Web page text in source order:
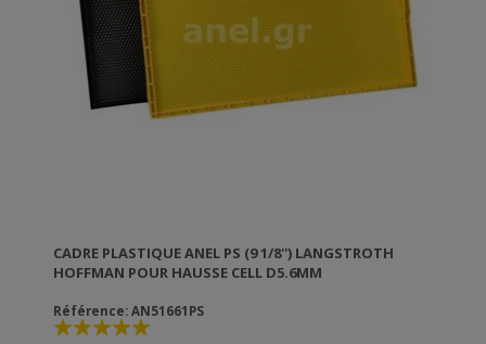
CADRE PLASTIQUE ANEL PS (9 1/8'') LANGSTROTH
HOFFMAN POUR HAUSSE CELL D5.6MM
Référence: AN51661PS